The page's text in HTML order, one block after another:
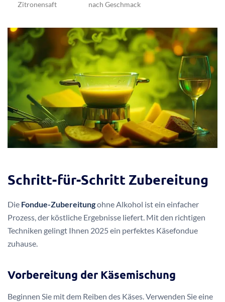
Zitronensaft nach Geschmack
Schritt-für-Schritt Zubereitung
Die Fondue-Zubereitungohne Alkohol ist ein einfacher
Prozess, der köstliche Ergebnisse liefert. Mit den richtigen
Techniken gelingt Ihnen 2025 ein perfektes Käsefondue
zuhause.
Vorbereitung der Käsemischung
Beginnen Sie mit dem Reiben des Käses. Verwenden Sie eine